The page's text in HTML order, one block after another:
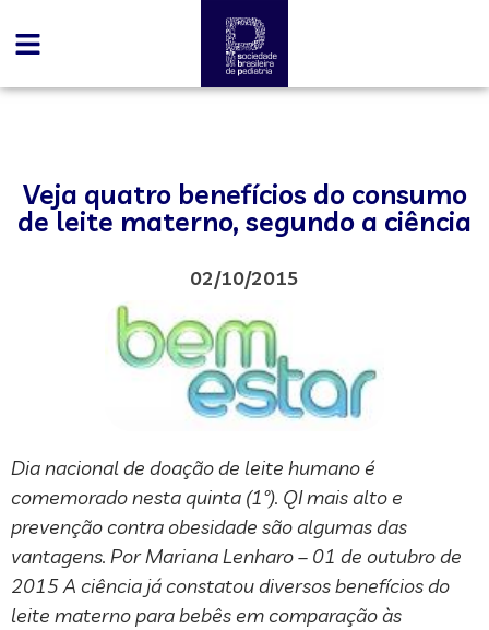
Veja quatro benefícios do consumo
de leite materno, segundo a ciência
02/10/2015
Dia nacional de doação de leite humano é
comemorado nesta quinta (1º). QI mais alto e
prevenção contra obesidade são algumas das
vantagens. Por Mariana Lenharo – 01 de outubro de
2015 A ciência já constatou diversos benefícios do
leite materno para bebês em comparação às